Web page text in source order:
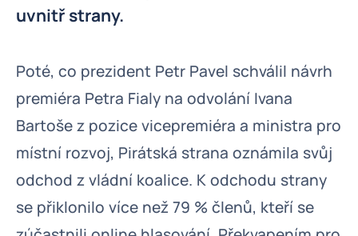
uvnitř strany.
Poté, co prezident Petr Pavel schválil návrh
premiéra Petra Fialy na odvolání Ivana
Bartoše z pozice vicepremiéra a ministra pro
místní rozvoj, Pirátská strana oznámila svůj
odchod z vládní koalice. K odchodu strany
se přiklonilo více než 79 % členů, kteří se